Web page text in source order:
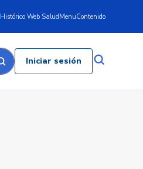
Histórico Web SaludMenuContenido
Iniciar sesión